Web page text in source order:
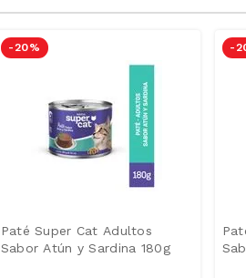
-20 %
Paté Super Cat Adultos
Sabor Atún y Sardina 180g
-